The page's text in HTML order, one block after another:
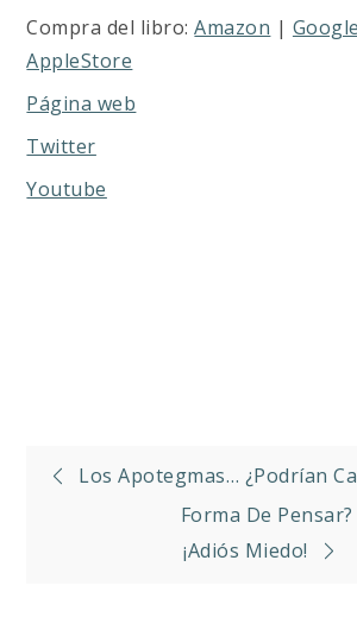
Compra del libro:Amazon |
AppleStore
Página web
Twitter
Youtube
Navegación
entradas
Los Apotegmas… ¿Podrían
Forma De Pensar?
¡Adiós Miedo!